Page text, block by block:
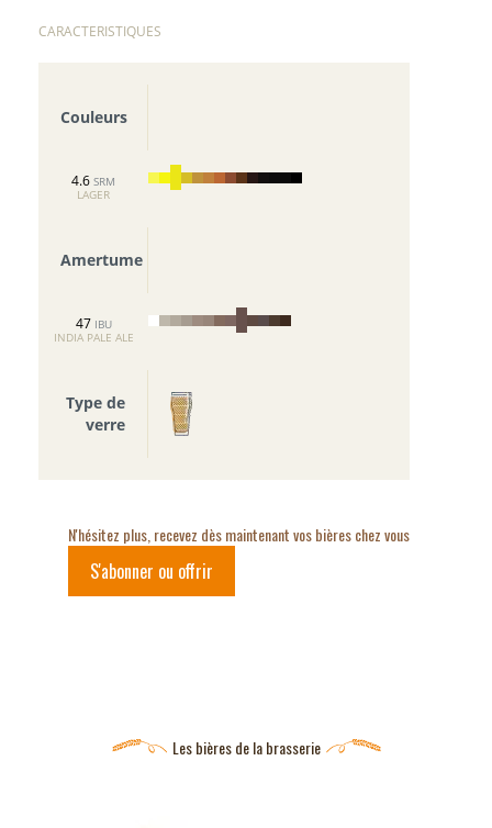
CARACTERISTIQUES
Couleurs
4.6 SRM
LAGER
Amertume
47 IBU
INDIA PALE ALE
Type de
verre
N'hésitez plus, recevez dès maintenant vos bières chez vous
S'abonner ou offrir
Les bières de la brasserie